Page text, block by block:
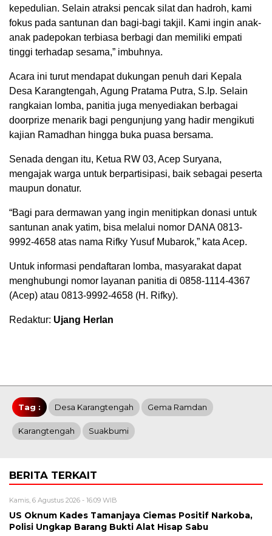
kepedulian. Selain atraksi pencak silat dan hadroh, kami
fokus pada santunan dan bagi-bagi takjil. Kami ingin anak-
anak padepokan terbiasa berbagi dan memiliki empati
tinggi terhadap sesama,” imbuhnya.
Acara ini turut mendapat dukungan penuh dari Kepala
Desa Karangtengah, Agung Pratama Putra, S.Ip. Selain
rangkaian lomba, panitia juga menyediakan berbagai
doorprize menarik bagi pengunjung yang hadir mengikuti
kajian Ramadhan hingga buka puasa bersama.
Senada dengan itu, Ketua RW 03, Acep Suryana,
mengajak warga untuk berpartisipasi, baik sebagai peserta
maupun donatur.
“Bagi para dermawan yang ingin menitipkan donasi untuk
santunan anak yatim, bisa melalui nomor DANA 0813-
9992-4658 atas nama Rifky Yusuf Mubarok,” kata Acep.
Untuk informasi pendaftaran lomba, masyarakat dapat
menghubungi nomor layanan panitia di 0858-1114-4367
(Acep) atau 0813-9992-4658 (H. Rifky).
Redaktur: Ujang Herlan
Tag : Desa Karangtengah Gema Ramdan
Karangtengah Suakbumi
BERITA TERKAIT
Kamis, 6 Agustus 2026 - 16:09 WIB
US Oknum Kades Tamanjaya Ciemas Positif Narkoba,
Polisi Ungkap Barang Bukti Alat Hisap Sabu